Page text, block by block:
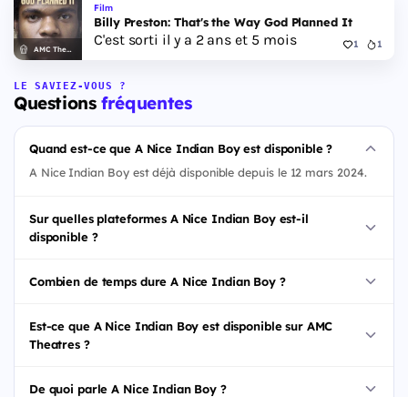
AMC Theatres
Film
Billy Preston: That's the Way God Planned It
C'est sorti il y a 2 ans et 5 mois 1 1
LE SAVIEZ-VOUS ?
Questionsfréquentes
Quand est-ce que A Nice Indian Boy est disponible ?
A Nice Indian Boy est déjà disponible depuis le 12 mars 2024.
Sur quelles plateformes A Nice Indian Boy est-il
disponible ?
Combien de temps dure A Nice Indian Boy ?
Est-ce que A Nice Indian Boy est disponible sur AMC
Theatres ?
De quoi parle A Nice Indian Boy ?